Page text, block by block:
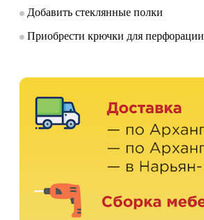
Добавить стеклянные полки
Приобрести крючки для перфорации